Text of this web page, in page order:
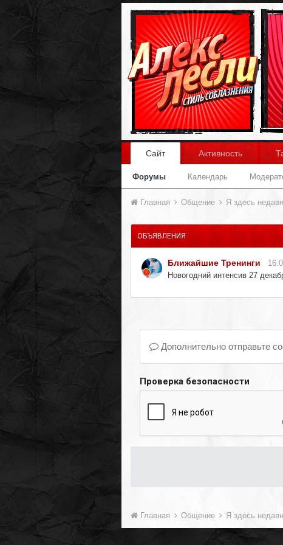
Сайт
Форумы Календарь
Активность
Главная Общение Я здесь
ОБЪЯВЛЕНИЯ
Ближайшие Тренинги
Новогодний интенсив 27
Дополнительно отправьте
Проверка безопасности
Главная Общение Я здесь